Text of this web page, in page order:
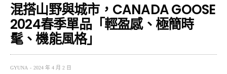
混搭山野與城市，CANADA GOOSE
2024春季單品「輕盈感、極簡時
髦、機能風格」
GYUNA 2024 年 4 月 2 日